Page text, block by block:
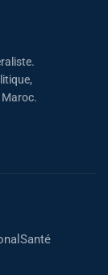
Santé